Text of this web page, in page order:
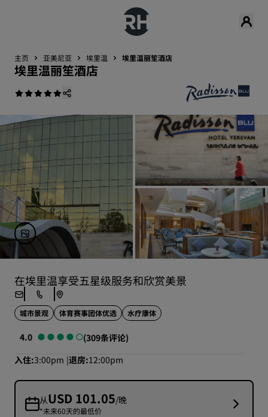
主页 亚美尼亚 埃里温 埃里温丽笙酒店
埃里温丽笙酒店
在埃里温享受五星级服务和欣赏美景
城市景观 体育赛事团体优选 水疗康体
4.0
(309条评论)
入住 3:00pm 退房 12:00pm
从USD 101.05/晚
*未来60天的最低价